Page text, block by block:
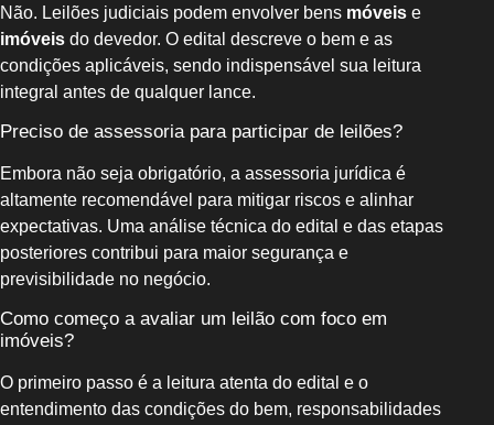
Não. Leilões judiciais podem envolver bens móveis e
imóveis do devedor. O edital descreve o bem e as
condições aplicáveis, sendo indispensável sua leitura
integral antes de qualquer lance.
Preciso de assessoria para participar de leilões?
Embora não seja obrigatório, a assessoria jurídica é
altamente recomendável para mitigar riscos e alinhar
expectativas. Uma análise técnica do edital e das etapas
posteriores contribui para maior segurança e
previsibilidade no negócio.
Como começo a avaliar um leilão com foco em
imóveis?
O primeiro passo é a leitura atenta do edital e o
entendimento das condições do bem, responsabilidades